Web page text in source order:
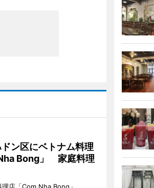
ン区にベトナム料理
Bong」 家庭料理